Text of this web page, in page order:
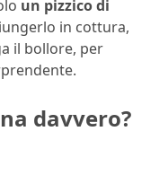
un pizzico di
in cottura,
il bollore, per
davvero?